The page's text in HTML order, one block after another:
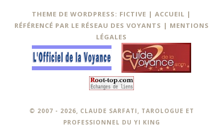
THEME DE WORDPRESS: FICTIVE | ACCUEIL |
RÉFÉRENCÉ PAR LE RÉSEAU DES VOYANTS | MENTIONS
LÉGALES
© 2007 - 2026, CLAUDE SARFATI, TAROLOGUE ET
PROFESSIONNEL DU YI KING